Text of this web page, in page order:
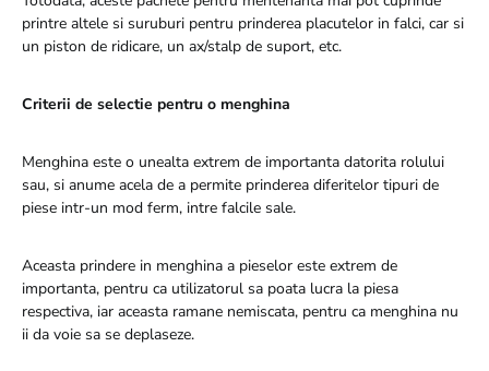
printre altele si suruburi pentru prinderea placutelor in falci, car si
un piston de ridicare, un ax/stalp de suport, etc.
Criterii de selectie pentru o menghina
Menghina este o unealta extrem de importanta datorita rolului
sau, si anume acela de a permite prinderea diferitelor tipuri de
piese intr-un mod ferm, intre falcile sale.
Aceasta prindere in menghina a pieselor este extrem de
importanta, pentru ca utilizatorul sa poata lucra la piesa
respectiva, iar aceasta ramane nemiscata, pentru ca menghina nu
ii da voie sa se deplaseze.